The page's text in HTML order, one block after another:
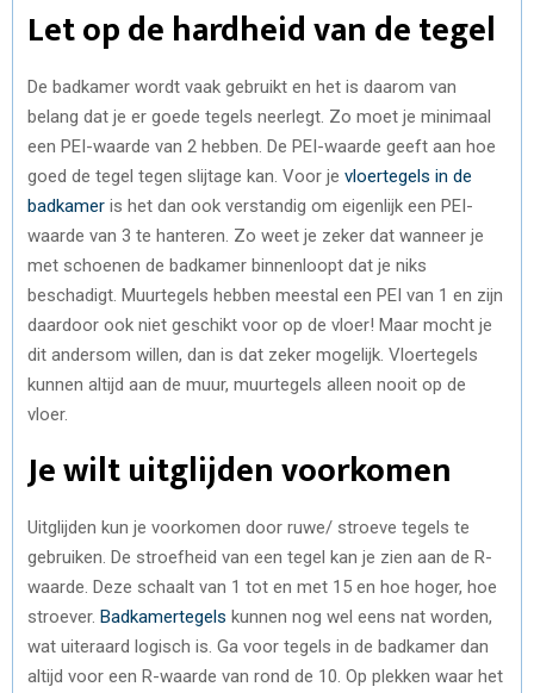
Let op de hardheid van de tegel
De badkamer wordt vaak gebruikt en het is daarom van
belang dat je er goede tegels neerlegt. Zo moet je minimaal
een PEI-waarde van 2 hebben. De PEI-waarde geeft aan hoe
goed de tegel tegen slijtage kan. Voor je vloertegels in de
badkamer is het dan ook verstandig om eigenlijk een PEI-
waarde van 3 te hanteren. Zo weet je zeker dat wanneer je
met schoenen de badkamer binnenloopt dat je niks
beschadigt. Muurtegels hebben meestal een PEI van 1 en zijn
daardoor ook niet geschikt voor op de vloer! Maar mocht je
dit andersom willen, dan is dat zeker mogelijk. Vloertegels
kunnen altijd aan de muur, muurtegels alleen nooit op de
vloer.
Je wilt uitglijden voorkomen
Uitglijden kun je voorkomen door ruwe/ stroeve tegels te
gebruiken. De stroefheid van een tegel kan je zien aan de R-
waarde. Deze schaalt van 1 tot en met 15 en hoe hoger, hoe
stroever. Badkamertegels kunnen nog wel eens nat worden,
wat uiteraard logisch is. Ga voor tegels in de badkamer dan
altijd voor een R-waarde van rond de 10. Op plekken waar het